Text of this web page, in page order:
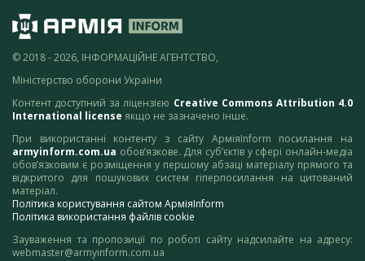
© 2018 - 2026, ІНФОРМАЦІЙНЕ АГЕНТСТВО,
Міністерство оборони України
Контент доступний за ліцензією Creative Commons Attribution 4.0
International license якщо не зазначено інше.
При використанні контенту з сайту АрміяInform посилання на
armyinform.com.ua обов’язкове. Для суб’єктів у сфері онлайн-медіа
обов’язковим є розміщення у першому абзаці матеріалу прямого та
відкритого для пошукових систем гіперпосилання на цитований
матеріал.
Політика користування сайтом АрміяInform
Політика використання файлів cookie
Зауваження та пропозиції по роботі сайту надсилайте на адресу:
webmaster@armyinform.com.ua